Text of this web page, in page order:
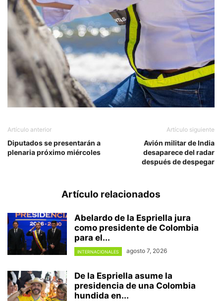
Artículo anterior
Diputados se presentarán a
plenaria próximo miércoles
Artículo siguiente
Avión militar de India
desaparece del radar
después de despegar
Artículo relacionados
Abelardo de la Espriella jura
como presidente de Colombia
para el...
INTERNACIONALES agosto 7, 2026
De la Espriella asume la
presidencia de una Colombia
hundida en...